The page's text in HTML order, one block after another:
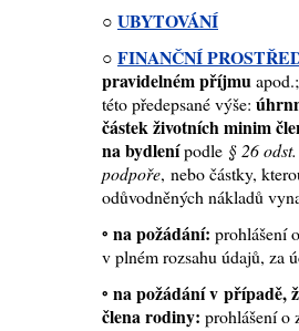
○ UBYTOVÁNÍ
○ FINANČNÍ
pravidelném příjmu
této předepsané výše:
částek životních minim
na bydlenípodle § 26
podpoře, nebo částky,
odůvodněných nákladů
◦ na požádání: prohlášení
v plném rozsahu údajů, za
◦ na požádání v případě,
člena rodiny: prohlášení o